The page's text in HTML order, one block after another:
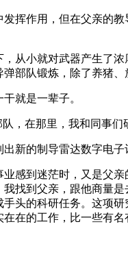
挥作用，但在父亲的
从小就对武器产生了
部队锻炼，除了养猪
就是一辈子。
，在那里，我和同事
新的制导雷达数字电
感到迷茫时，又是父
找到父亲，跟他商量
头的科研任务。这项
在的工作，比一些有名